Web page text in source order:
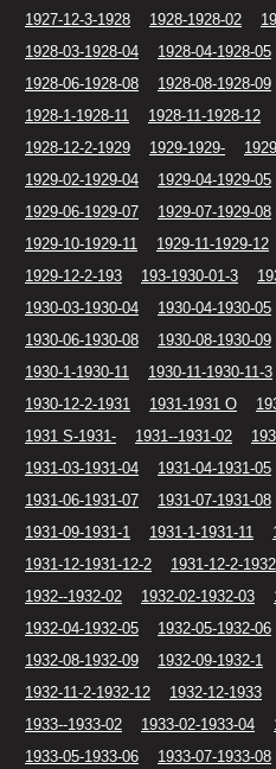
1927-12-3-1928 1928-1928-02
1928-03-1928-04
1928-04-1928-05
1928-06-1928-08
1928-08-1928-09
1928-1-1928-11
1928-11-1928-12
1928-12-2-1929
1929-1929-
1929-02-1929-04
1929-04-1929-05
1929-06-1929-07
1929-07-1929-08
1929-10-1929-11
1929-11-1929-12
1929-12-2-193
193-1930-01-3
1930-03-1930-04
1930-04-1930-05
1930-06-1930-08
1930-08-1930-09
1930-1-1930-11
1930-11-1930-11-3
1930-12-2-1931
1931-1931 O
1931 S-1931-
1931--1931-02
1931-03-1931-04
1931-04-1931-05
1931-06-1931-07
1931-07-1931-08
1931-09-1931-1
1931-1-1931-11
1931-12-1931-12-2
1931-12-2-1932
1932--1932-02
1932-02-1932-03
1932-04-1932-05
1932-05-1932-06
1932-08-1932-09
1932-09-1932-1
1932-11-2-1932-12
1932-12-1933
1933--1933-02
1933-02-1933-04
1933-05-1933-06
1933-07-1933-08